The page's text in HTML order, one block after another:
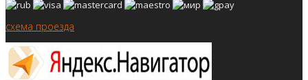
схема проезда